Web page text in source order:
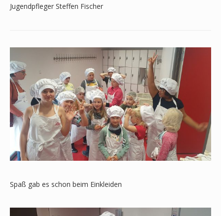
Jugendpfleger Steffen Fischer
Spaß gab es schon beim Einkleiden